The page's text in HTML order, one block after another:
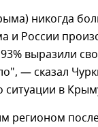
никогда
и России
выразили
— сказал
в
регионом